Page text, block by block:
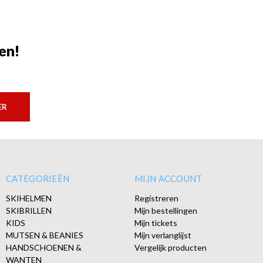
CATEGORIEËN
SKIHELMEN
SKIBRILLEN
KIDS
MUTSEN & BEANIES
HANDSCHOENEN &
WANTEN
MIJN ACCOUNT
Registreren
Mijn bestellingen
Mijn tickets
Mijn verlanglijst
Vergelijk producten